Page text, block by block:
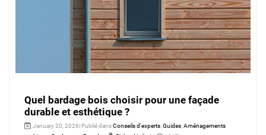
Quel bardage bois choisir pour une façade
durable et esthétique ?
January 20, 2026| Publié dansConseils d'experts,Guides,Aménagements